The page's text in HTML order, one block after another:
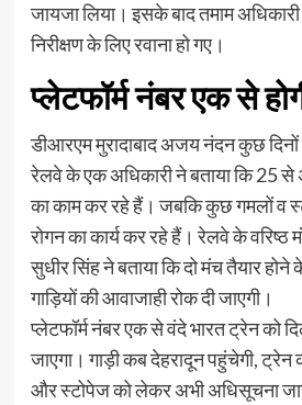
जायजा लिया। इसके बाद तमाम
निरीक्षण के लिए रवाना हो गए।
प्लेटफॉर्म नंबर एक से
डीआरएम मुरादाबाद अजय नंदन कुछ दिनों
रेलवे के एक अधिकारी ने बताया कि 25
का काम कर रहे हैं। जबकि कुछ गमलों व
रोगन का कार्य कर रहे हैं। रेलवे के
सुधीर सिंह ने बताया कि दो मंच तैयार होने
गाड़ियों की आवाजाही रोक दी जाएगी।
प्लेटफॉर्म नंबर एक से वंदे भारत ट्रेन को
जाएगा। गाड़ी कब देहरादून पहुंचेगी,
और स्टोपेज को लेकर अभी अधिसूचना